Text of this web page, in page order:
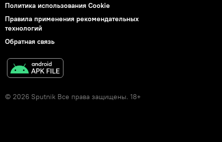
Политика использования Cookie
Правила применения рекомендательных
технологий
Обратная связь
© 2026 Sputnik Все права защищены. 18+